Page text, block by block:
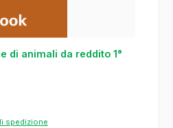
di animali da reddito 1°
spedizione